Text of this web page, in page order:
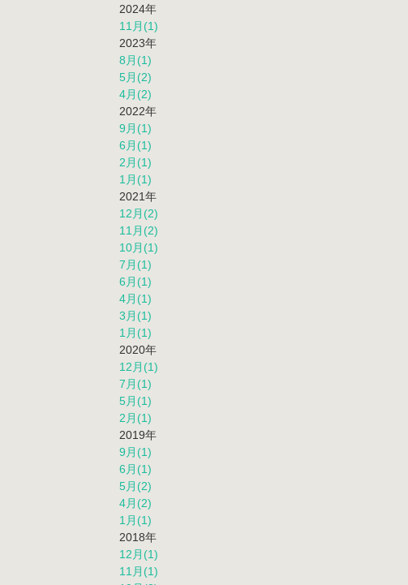
2024年
11月(1)
2023年
8月(1)
5月(2)
4月(2)
2022年
9月(1)
6月(1)
2月(1)
1月(1)
2021年
12月(2)
11月(2)
10月(1)
7月(1)
6月(1)
4月(1)
3月(1)
1月(1)
2020年
12月(1)
7月(1)
5月(1)
2月(1)
2019年
9月(1)
6月(1)
5月(2)
4月(2)
1月(1)
2018年
12月(1)
11月(1)